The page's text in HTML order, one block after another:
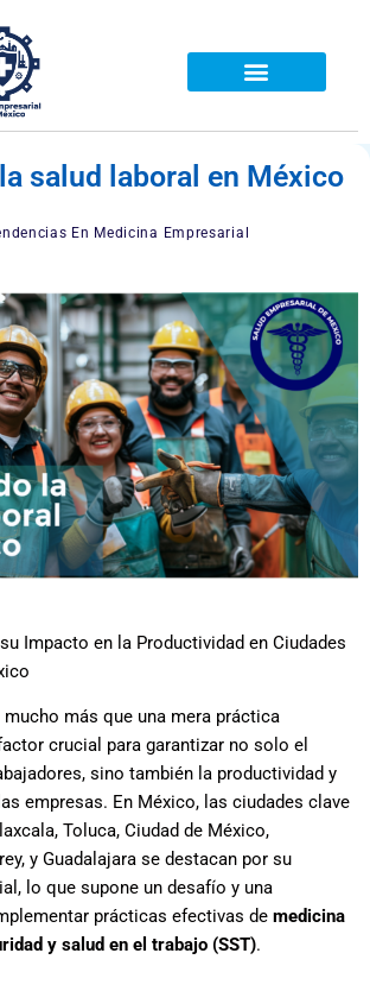
salud laboral en México
En Medicina Empresarial
Impacto en la Productividad en Ciudades
mucho más que una mera práctica
crucial para garantizar no solo el
sino también la productividad y
empresas. En México, las ciudades clave
Toluca, Ciudad de México,
y Guadalajara se destacan por su
lo que supone un desafío y una
prácticas efectivas de medicina
y salud en el trabajo (SST).